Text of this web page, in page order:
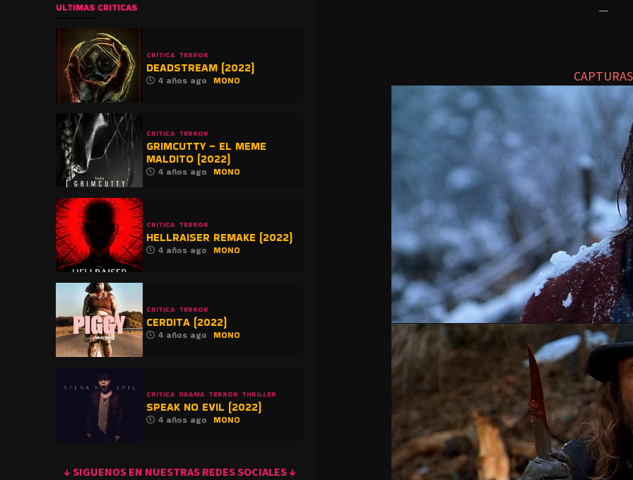
—
CAPTURAS
ULTIMAS CRITICAS
CRITICA TERROR
DEADSTREAM (2022)
4 años ago MONO
CRITICA TERROR
GRIMCUTTY – EL MEME
MALDITO (2022)
4 años ago MONO
CRITICA TERROR
HELLRAISER REMAKE (2022)
4 años ago MONO
CRITICA TERROR
CERDITA (2022)
4 años ago MONO
CRITICA DRAMA TERROR THRILLER
SPEAK NO EVIL (2022)
4 años ago MONO
↓ SIGUENOS EN NUESTRAS REDES SOCIALES ↓